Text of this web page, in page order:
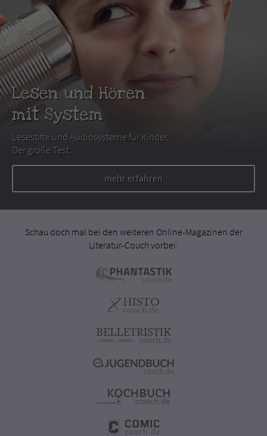
Lesen und Hören
mit System
Lesestifte und Audiosysteme für Kinder.
Der große Test.
mehr erfahren
Schau doch mal bei den weiteren Online-Magazinen der
Literatur-Couch vorbei: